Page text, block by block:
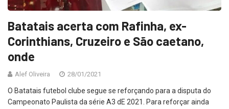
Batatais acerta com Rafinha, ex-
Corinthians, Cruzeiro e São caetano,
onde
Alef Oliveira 28/01/2021
O Batatais futebol clube segue se reforçando para a disputa do
Campeonato Paulista da série A3 dE 2021. Para reforçar ainda